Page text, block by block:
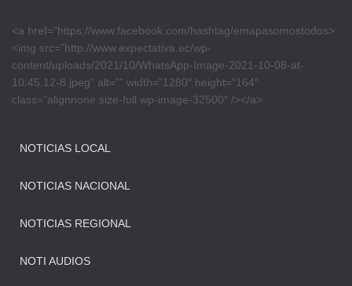
<a href=”https://www.facebook.com/hashtag/emapasomostodos>
<img src=”http://www.expectativa.ec/wp-
content/uploads/2021/10/WhatsApp-Image-2021-10-08-at-
10.45.12-8.jpeg” alt=”” width=”1280″ height=”164″
class=”alignnone size-full wp-image-32500″ /></a>
NOTICIAS LOCAL
NOTICIAS NACIONAL
NOTICIAS REGIONAL
NOTI AUDIOS